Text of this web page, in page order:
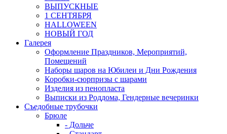
ВЫПУСКНЫЕ
1 СЕНТЯБРЯ
HALLOWEEN
НОВЫЙ ГОД
Галерея
Оформление Праздников, Мероприятий,
Помещений
Наборы шаров на Юбилеи и Дни Рождения
Коробки-сюрпризы с шарами
Изделия из пенопласта
Выписки из Роддома, Гендерные вечеринки
Съедобные трубочки
Брюле
- Дольче